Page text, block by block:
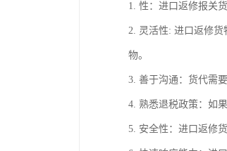
1. 性：进口返修报关
2. 灵活性: 进口返修
物。
3. 善于沟通：货代需
4. 熟悉退税政策：如
5. 安全性：进口返修